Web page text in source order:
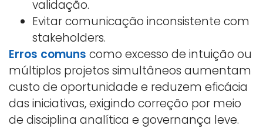
validação.
Evitar comunicação inconsistente com
stakeholders.
Erros comuns como excesso de intuição ou
múltiplos projetos simultâneos aumentam
custo de oportunidade e reduzem eficácia
das iniciativas, exigindo correção por meio
de disciplina analítica e governança leve.